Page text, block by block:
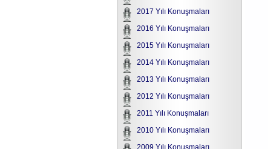
2017 Yılı Konuşmaları
2016 Yılı Konuşmaları
2015 Yılı Konuşmaları
2014 Yılı Konuşmaları
2013 Yılı Konuşmaları
2012 Yılı Konuşmaları
2011 Yılı Konuşmaları
2010 Yılı Konuşmaları